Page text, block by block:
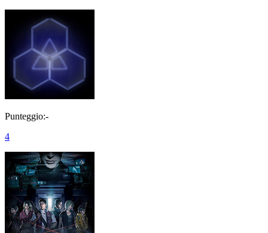
Punteggio:-
4